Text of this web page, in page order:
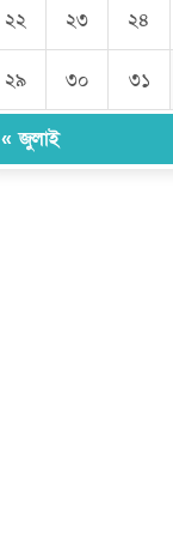
৪১৬
২২ ২৩ ২৪
২৯ ৩০ ৩১
« জুলাই